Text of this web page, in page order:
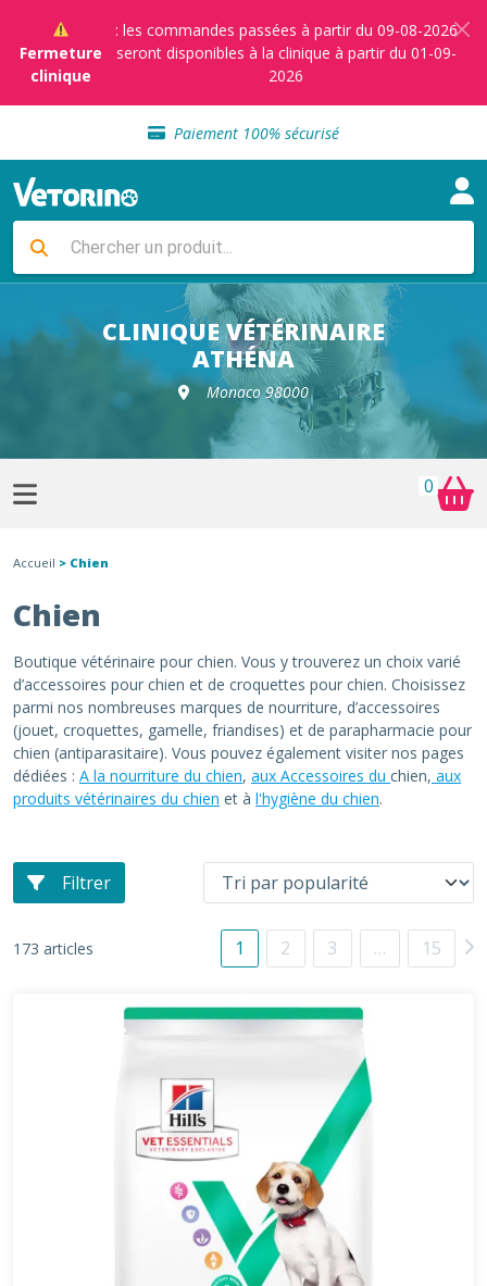
Fermeture
clinique
: les commandes passées à partir du 09-08-2026
seront disponibles à la clinique à partir du 01-09-
2026
Sélection de croquettes vétérinaire
Paiement 100% sécurisé
Livraison gratuite en clinique vétérinaire
Sélection de croquettes vétérinaire
Livraison gratuite en clinique vétérinaire
Retour gratuit en clinique
Sélection de croquettes vétérinaire
CLINIQUE VÉTÉRINAIRE
ATHÉNA
Monaco 98000
0
Accueil > Chien
Chien
Boutique vétérinaire pour chien. Vous y trouverez un choix varié
d’accessoires pour chien et de croquettes pour chien. Choisissez
parmi nos nombreuses marques de nourriture, d’accessoires
(jouet, croquettes, gamelle, friandises) et de parapharmacie pour
chien (antiparasitaire). Vous pouvez également visiter nos pages
dédiées : A la nourriture du chien, aux Accessoires du chien, aux
produits vétérinaires du chien et à l'hygiène du chien.
Filtrer
173 articles 1 2 3 … 15